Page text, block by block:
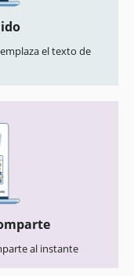
el texto de
al instante